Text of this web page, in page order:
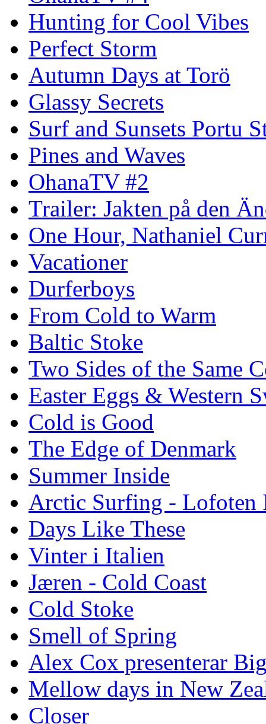
Hunting for Cool Vibes
Perfect Storm
Autumn Days at Torö
Glassy Secrets
Surf and Sunsets Portu
Pines and Waves
OhanaTV #2
Trailer: Jakten på den
One Hour, Nathaniel
Vacationer
Durferboys
From Cold to Warm
Baltic Stoke
Two Sides of the Same
Easter Eggs & Western
Cold is Good
The Edge of Denmark
Summer Inside
Arctic Surfing - Lofoten
Days Like These
Vinter i Italien
Jæren - Cold Coast
Cold Stoke
Smell of Spring
Alex Cox presenterar
Mellow days in New
Closer